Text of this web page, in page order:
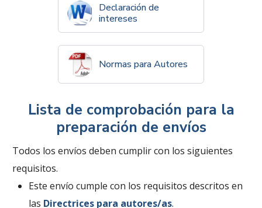
Declaración de
intereses
Normas para Autores
Lista de comprobación para la
preparación de envíos
Todos los envíos deben cumplir con los siguientes
requisitos.
Este envío cumple con los requisitos descritos en
las Directrices para autores/as.